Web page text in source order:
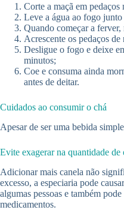
Corte a maçã em pedaços
Leve a água ao fogo
Quando começar a
Acrescente os pedaços de
Desligue o fogo e deixe
minutos;
Coe e consuma ainda
antes de deitar.
Cuidados ao consumir o chá
Apesar de ser uma bebida
Evite exagerar na quantidade de
Adicionar mais canela não
excesso, a especiaria pode
algumas pessoas e também
medicamentos.